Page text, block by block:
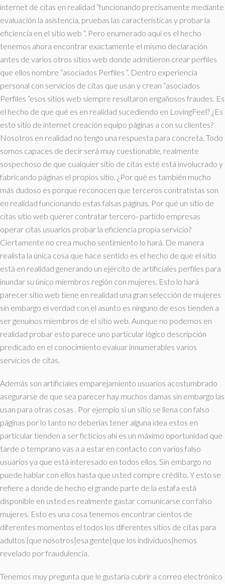
internet de citas en realidad “funcionando precisamente mediante
evaluación la asistencia, pruebas las características y probar la
eficiencia en el sitio web “. Pero enumerado aquí es el hecho
tenemos ahora encontrar exactamente el mismo declaración
antes de varios otros sitios web donde admitieron crear perfiles
que ellos nombre “asociados Perfiles “. Dentro experiencia
personal con servicios de citas que usan y crean “asociados
Perfiles “esos sitios web siempre resultaron engañosos fraudes. Es
el hecho de que qué es en realidad sucediendo en LovingFeel? ¿Es
esto sitio de internet creación equipo páginas a con su clientes?
Nosotros en realidad no tengo una respuesta para concreta. Todo
somos capaces de decir será muy cuestionable, realmente
sospechoso de que cualquier sitio de citas esté está involucrado y
fabricando páginas el propios sitio. ¿Por qué es también mucho
más dudoso es porque reconocen que terceros contratistas son
en realidad funcionando estas falsas páginas. Por qué un sitio de
citas sitio web querer contratar tercero- partido empresas
operar citas usuarios probar la eficiencia propia servicio?
Ciertamente no crea mucho sentimiento lo hará. De manera
realista la única cosa que hace sentido es el hecho de que el sitio
está en realidad generando un ejército de artificiales perfiles para
inundar su único miembros región con mujeres. Esto lo hará
parecer sitio web tiene en realidad una gran selección de mujeres
sin embargo el verdad con el asunto es ninguno de esos tienden a
ser genuinos miembros de el sitio web. Aunque no podemos en
realidad probar esto parece uno particular lógico descripción
predicado en el conocimiento evaluar innumerables varios
servicios de citas.
Además son artificiales emparejamiento usuarios acostumbrado
asegurarse de que sea parecer hay muchos damas sin embargo las
usan para otras cosas . Por ejemplo si un sitio se llena con falso
páginas por lo tanto no deberías tener alguna idea estos en
particular tienden a ser ficticios ahí es un máximo oportunidad que
tarde o temprano vas a a estar en contacto con varios falso
usuarios ya que está interesado en todos ellos. Sin embargo no
puede hablar con ellos hasta que usted compre crédito. Y esto se
refiere a donde de hecho el grande parte de la estafa está
disponible en usted es realmente gastar comunicarse con falso
mujeres. Esto es una cosa tenemos encontrar cientos de
diferentes momentos el todos los diferentes sitios de citas para
adultos {que nosotros|esa gente|que los individuos|hemos
revelado por fraudulencia.
Tenemos muy pregunta que le gustaría cubrir a correo electrónico